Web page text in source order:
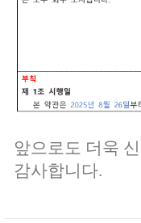
앞으로도 더욱
감사합니다.